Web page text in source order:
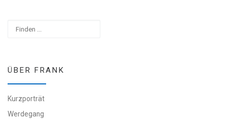
ÜBER FRANK
Kurzporträt
Werdegang